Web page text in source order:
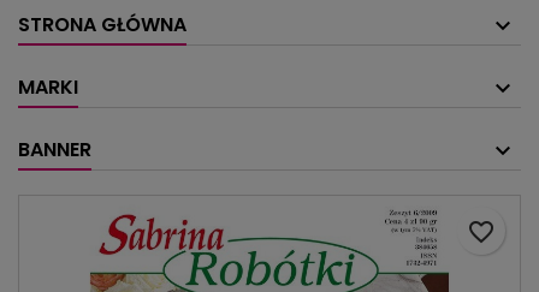
STRONA GŁÓWNA
MARKI
BANNER
favorite_border